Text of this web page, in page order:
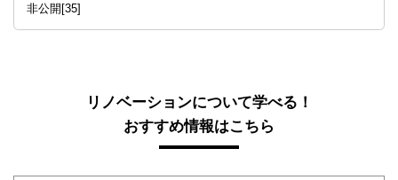
非公開[35]
リノベーションについて学べる！
おすすめ情報はこちら